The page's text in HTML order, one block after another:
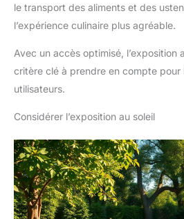
le transport des aliments et des
l’expérience culinaire plus agréable.
Avec un accès optimisé, l’exposition
critère clé à prendre en compte pour
utilisateurs.
Considérer l’exposition au soleil